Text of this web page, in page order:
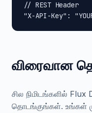
// REST Header
"X-API-Key":
விரைவான
சில நிமிடங்களில்
தொடங்குங்கள். உங்கள்